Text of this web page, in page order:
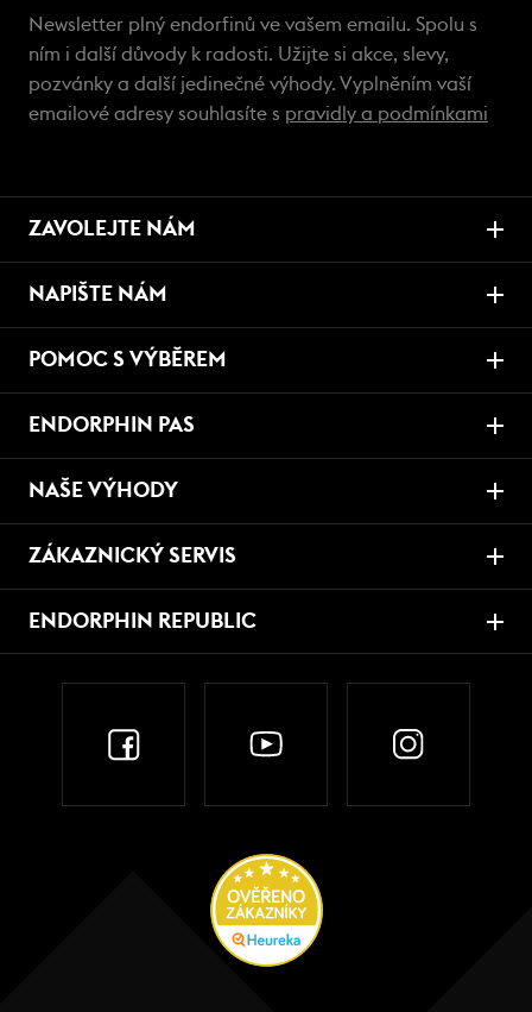
Newsletter plný endorfinů ve vašem emailu. Spolu s
ním i další důvody k radosti. Užijte si akce, slevy,
pozvánky a další jedinečné výhody. Vyplněním vaší
emailové adresy souhlasíte s pravidly a podmínkami
ZAVOLEJTE NÁM
NAPIŠTE NÁM
POMOC S VÝBĚREM
ENDORPHIN PAS
NAŠE VÝHODY
ZÁKAZNICKÝ SERVIS
ENDORPHIN REPUBLIC